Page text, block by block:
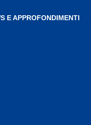
E APPROFONDIMENTI